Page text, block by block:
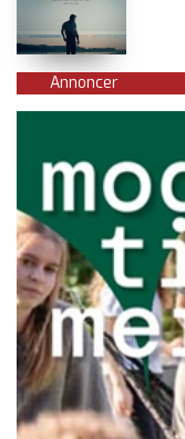
Annoncer